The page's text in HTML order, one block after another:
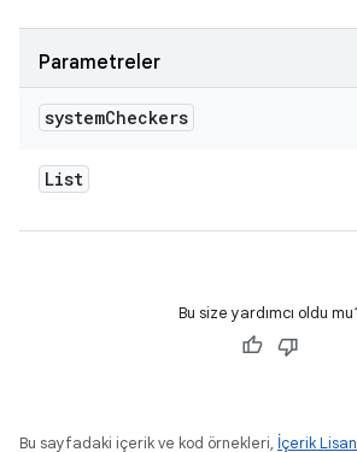
Parametreler
systemCheckers
List
Bu size yardımcı oldu
Bu sayfadaki içerik ve kod örnekleri, İçerik